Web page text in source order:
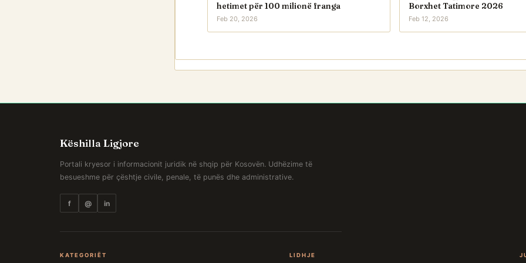
hetimet për 100 milionë franga
Feb 20, 2026
Borxhet Tatimore 2026
Feb 12, 2026
Këshilla Ligjore
Portali kryesor i informacionit juridik në shqip për Kosovën. Udhëzime të
besueshme për çështje civile, penale, të punës dhe administrative.
f @ in
KATEGORIËT LIDHJE